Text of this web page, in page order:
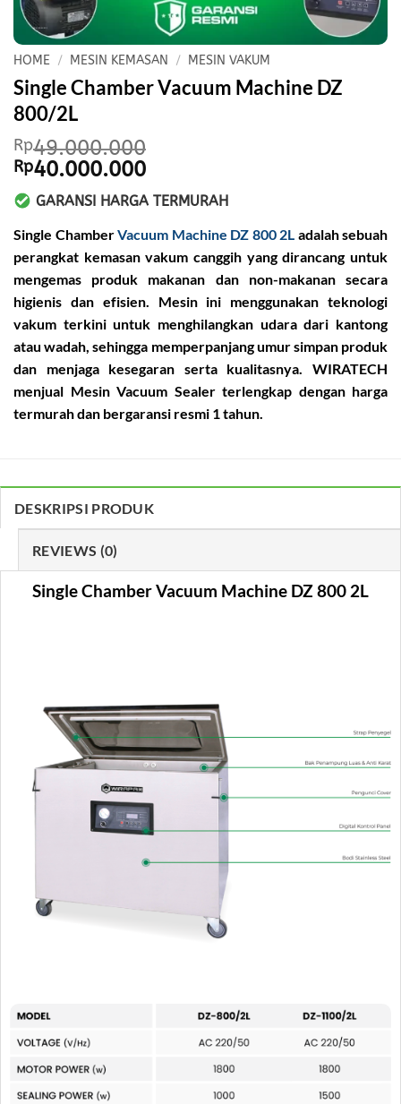
HOME / MESIN KEMASAN / MESIN VAKUM
Single Chamber Vacuum Machine DZ
800/2L
Rp49.000.000
Original
price
was:
Rp49.000.000.
Rp40.000.000Current
price
is:
Rp40.000.000.
GARANSI HARGA TERMURAH
Single ChamberVacuum Machine DZ 800 2L adalah sebuah
perangkat kemasan vakum canggih yang dirancang untuk
mengemas produk makanan dan non-makanan secara
higienis dan efisien. Mesin ini menggunakan teknologi
vakum terkini untuk menghilangkan udara dari kantong
atau wadah, sehingga memperpanjang umur simpan produk
dan menjaga kesegaran serta kualitasnya. WIRATECH
menjual Mesin Vacuum Sealer terlengkap dengan harga
termurah dan bergaransi resmi 1 tahun.
DESKRIPSI PRODUK
REVIEWS (0)
Single Chamber Vacuum Machine DZ 800 2L